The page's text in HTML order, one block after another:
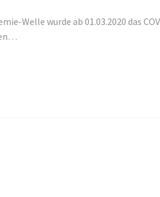
Welle wurde ab 01.03.2020 das